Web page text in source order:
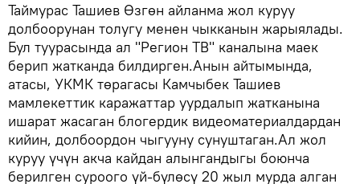
Таймурас Ташиев Өзгөн айланма жол куруу
долбоорунан толугу менен чыкканын жарыялады.
Бул туурасында ал "Регион ТВ" каналына маек
берип жатканда билдирген.Анын айтымында,
атасы, УКМК төрагасы Камчыбек Ташиев
мамлекеттик каражаттар уурдалып жатканына
ишарат жасаган блогердик видеоматериалдардан
кийин, долбоордон чыгууну сунуштаган.Ал жол
куруу үчүн акча кайдан алынгандыгы боюнча
берилген суроого үй-бүлөсү 20 жыл мурда алган